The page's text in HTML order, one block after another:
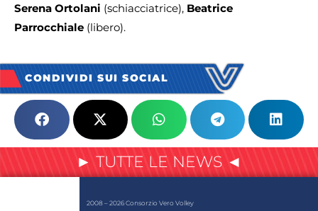
Serena Ortolani (schiacciatrice), Beatrice
Parrocchiale (libero).
CONDIVIDI SUI SOCIAL
► TUTTE LE NEWS ◄
2008 – 2026 Consorzio Vero Volley